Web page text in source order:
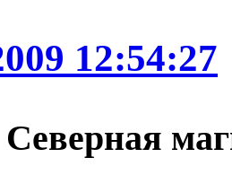
12:54:27